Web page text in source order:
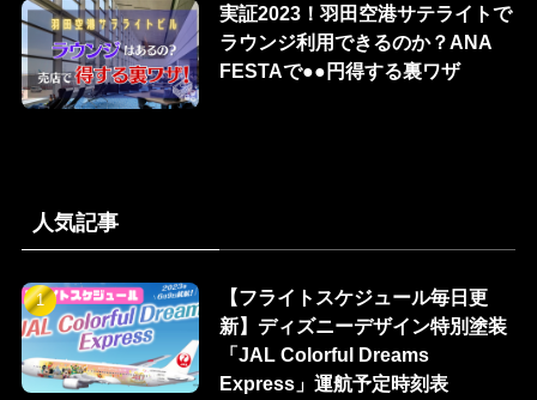
実証2023！羽田空港サテライトで
ラウンジ利用できるのか？ANA
FESTAで●●円得する裏ワザ
人気記事
【フライトスケジュール毎日更
新】ディズニーデザイン特別塗装
「JAL Colorful Dreams
Express」運航予定時刻表